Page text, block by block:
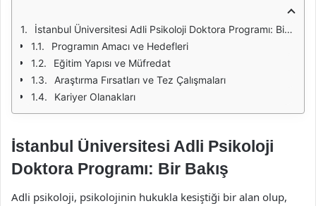
İstanbul Üniversitesi Adli Psikoloji Doktora Programı: Bir Bakış
Programın Amacı ve Hedefleri
Eğitim Yapısı ve Müfredat
Araştırma Fırsatları ve Tez Çalışmaları
Kariyer Olanakları
İstanbul Üniversitesi Adli Psikoloji
Doktora Programı: Bir Bakış
Adli psikoloji, psikolojinin hukukla kesiştiği bir alan olup,